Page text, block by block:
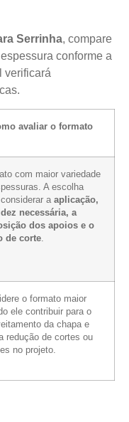
Serrinha, compare
conforme a
verificará
avaliar o formato
com maior variedade
A escolha
a aplicação,
necessária, a
dos apoios e o
de corte.
o formato maior
ele contribuir para o
da chapa e
redução de cortes ou
no projeto.